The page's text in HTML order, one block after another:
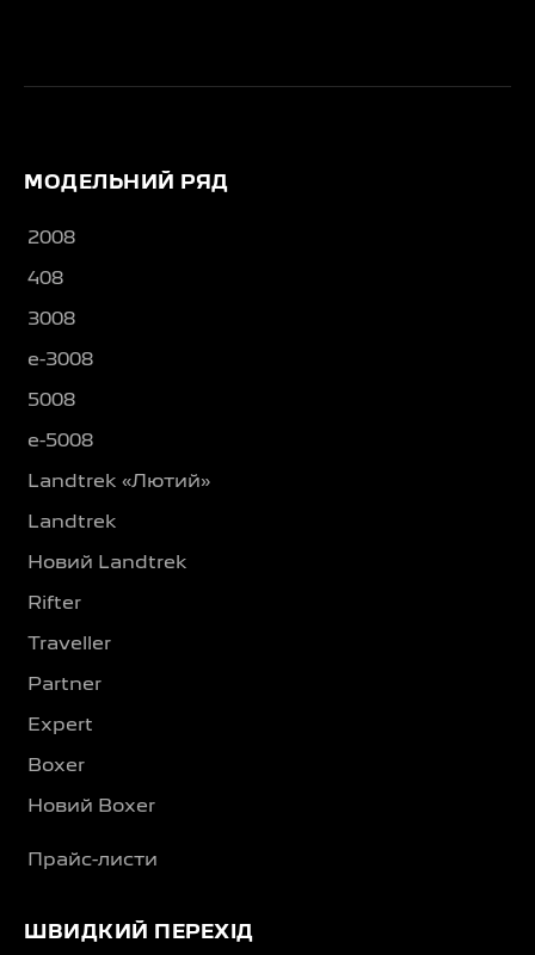
МОДЕЛЬНИЙ РЯД
2008
408
3008
e-3008
5008
e-5008
Landtrek «Лютий»
Landtrek
Новий Landtrek
Rifter
Traveller
Partner
Expert
Boxer
Новий Boxer
Прайс-листи
ШВИДКИЙ ПЕРЕХІД